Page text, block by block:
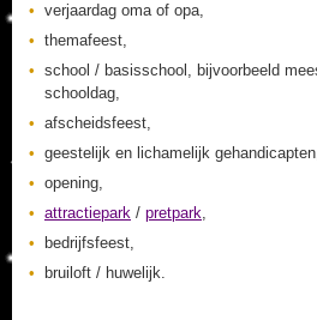
verjaardag oma of opa,
themafeest,
school / basisschool, bijvoorbeeld
schooldag,
afscheidsfeest,
geestelijk en lichamelijk
opening,
attractiepark / pretpark,
bedrijfsfeest,
bruiloft / huwelijk.